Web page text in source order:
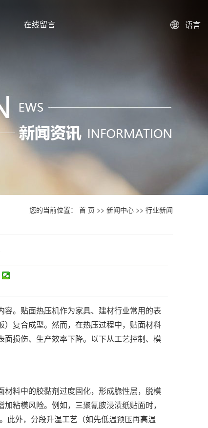
在线留言 语言
您的当前位置： 首 页 >> 新闻中心 >> 行业新闻
容。贴面热压机作为家具、建材行业常用的表
复合成型。然而，在热压过程中，贴面材料
损伤、生产效率下降。以下从工艺控制、模
料中的胶黏剂过度固化，形成脆性层，脱模
粘模风险。例如，三聚氰胺浸渍纸贴面时，
此外，分段升温工艺（如先低温预压再高温